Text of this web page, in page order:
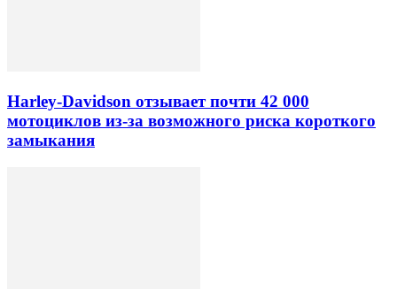
Harley-Davidson отзывает почти 42 000
мотоциклов из-за возможного риска короткого
замыкания